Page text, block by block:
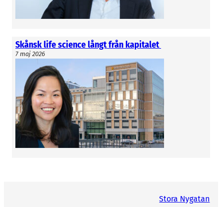
Skånsk life science långt från kapitalet
7 maj 2026
Stora Nygatan